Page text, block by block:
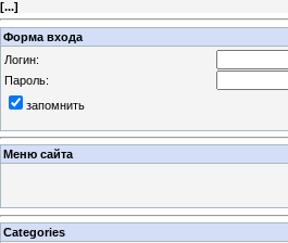
[...]
Форма входа
Логин:
Пароль:
запомнить
Меню сайта
Categories